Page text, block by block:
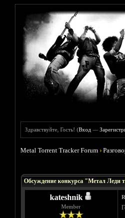
Здравствуйте, Гость! (Вход —
Metal Torrent Tracker Forum ›
Обсуждение конкурса "Метал Леди
kateshnik
Member